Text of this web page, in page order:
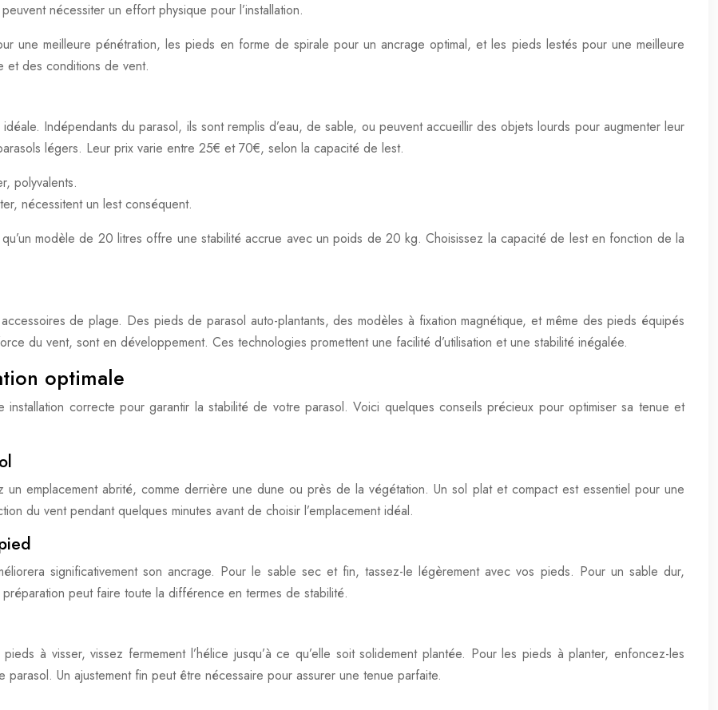
nécessiter un effort physique pour l’installation.
une meilleure pénétration, les pieds en forme de spirale pour un ancrage optimal, et les pieds lestés pour une meilleure
et des conditions de vent.
Indépendants du parasol, ils sont remplis d’eau, de sable, ou peuvent accueillir des objets lourds pour augmenter leur
légers. Leur prix varie entre 25€ et 70€, selon la capacité de lest.
polyvalents.
nécessitent un lest conséquent.
modèle de 20 litres offre une stabilité accrue avec un poids de 20 kg. Choisissez la capacité de lest en fonction de la
de plage. Des pieds de parasol auto-plantants, des modèles à fixation magnétique, et même des pieds équipés
du vent, sont en développement. Ces technologies promettent une facilité d’utilisation et une stabilité inégalée.
optimale
correcte pour garantir la stabilité de votre parasol. Voici quelques conseils précieux pour optimiser sa tenue et
un emplacement abrité, comme derrière une dune ou près de la végétation. Un sol plat et compact est essentiel pour une
du vent pendant quelques minutes avant de choisir l’emplacement idéal.
significativement son ancrage. Pour le sable sec et fin, tassez-le légèrement avec vos pieds. Pour un sable dur,
peut faire toute la différence en termes de stabilité.
à visser, vissez fermement l’hélice jusqu’à ce qu’elle soit solidement plantée. Pour les pieds à planter, enfoncez-les
Un ajustement fin peut être nécessaire pour assurer une tenue parfaite.